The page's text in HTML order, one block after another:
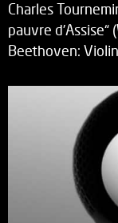
Charles
pauvre
Beethoven: